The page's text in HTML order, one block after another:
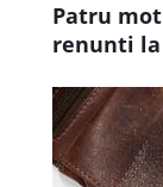
Patru
renunti la